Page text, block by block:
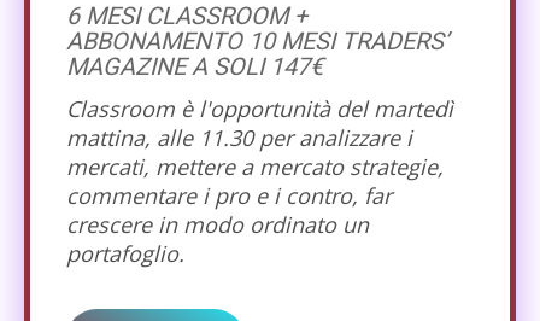
6 MESI CLASSROOM +
ABBONAMENTO 10 MESI TRADERS’
MAGAZINE A SOLI 147€
Classroom è l'opportunità del martedì
mattina, alle 11.30 per analizzare i
mercati, mettere a mercato strategie,
commentare i pro e i contro, far
crescere in modo ordinato un
portafoglio.